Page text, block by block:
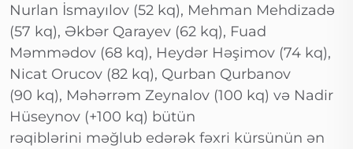
Nurlan İsmayılov (52 kq), Mehman Mehdizadə
(57 kq), Əkbər Qarayev (62 kq), Fuad
Məmmədov (68 kq), Heydər Həşimov (74 kq),
Nicat Orucov (82 kq), Qurban Qurbanov
(90 kq), Məhərrəm Zeynalov (100 kq) və Nadir
Hüseynov (+100 kq) bütün
rəqiblərini məğlub edərək fəxri kürsünün ən